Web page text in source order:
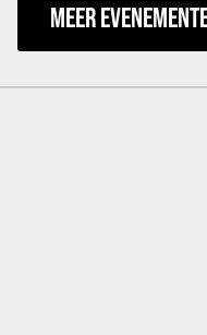
MEER